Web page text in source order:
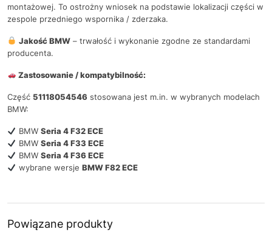
montażowej. To ostrożny wniosek na podstawie lokalizacji części w
zespole przedniego wspornika / zderzaka.
Jakość BMW– trwałość i wykonanie zgodne ze standardami
producenta.
Zastosowanie / kompatybilność:
Część 51118054546 stosowana jest m.in. w wybranych modelach
BMW:
BMW Seria 4 F32 ECE
BMW Seria 4 F33 ECE
BMW Seria 4 F36 ECE
wybrane wersje BMW F82 ECE
Powiązane produkty